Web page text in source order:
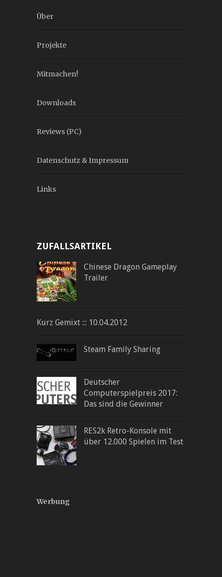
Über
Projekte
Mitmachen!
Downloads
Reviews (PC)
Datenschutz & Impressum
Links
ZUFALLSARTIKEL
Chinese Dragon Gameplay
Trailer
Kurz Gemixt ::: 10.04.2012
Steam Family Sharing
Deutscher
Computerspielpreis 2017:
Das sind die Gewinner
RES2k Retro-Konsole mit
über 12.000 Spielen im Test
Werbung